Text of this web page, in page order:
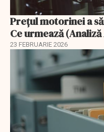
Prețul motorinei a
Ce urmează (Analiză
23 FEBRUARIE 2026